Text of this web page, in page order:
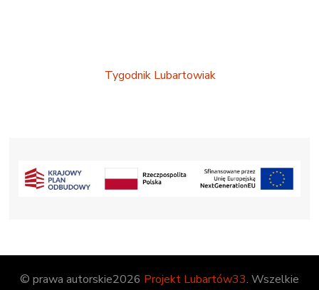
Tygodnik Lubartowiak
© prawa autorskie2026 Projekt Lubartów33. Wszelkie